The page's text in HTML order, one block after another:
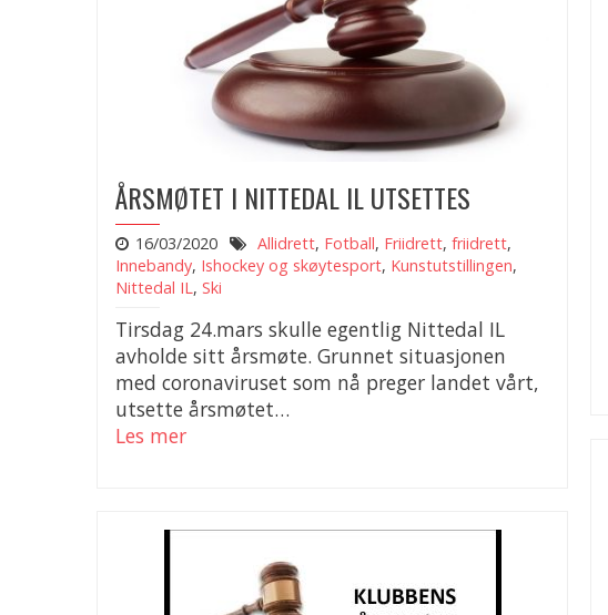
ÅRSMØTET I NITTEDAL IL UTSETTES
16/03/2020 Allidrett, Fotball, Friidrett, friidrett,
Innebandy, Ishockey og skøytesport, Kunstutstillingen,
Nittedal IL, Ski
Tirsdag 24.mars skulle egentlig Nittedal IL
avholde sitt årsmøte. Grunnet situasjonen
med coronaviruset som nå preger landet vårt,
utsette årsmøtet…
Les mer